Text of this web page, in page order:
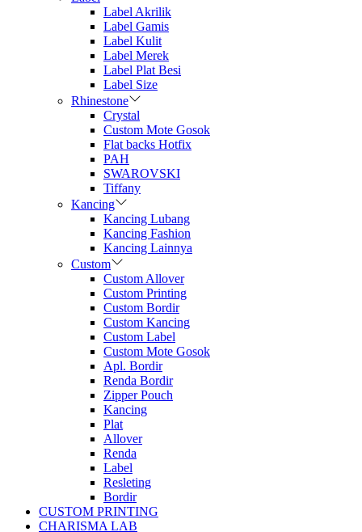
Label Akrilik
Label Gamis
Label Kulit
Label Merek
Label Plat Besi
Label Size
Rhinestone
Crystal
Custom Mote Gosok
Flat backs Hotfix
PAH
SWAROVSKI
Tiffany
Kancing
Kancing Lubang
Kancing Fashion
Kancing Lainnya
Custom
Custom Allover
Custom Printing
Custom Bordir
Custom Kancing
Custom Label
Custom Mote Gosok
Apl. Bordir
Renda Bordir
Zipper Pouch
Kancing
Plat
Allover
Renda
Label
Resleting
Bordir
CUSTOM PRINTING
CHARISMA LAB